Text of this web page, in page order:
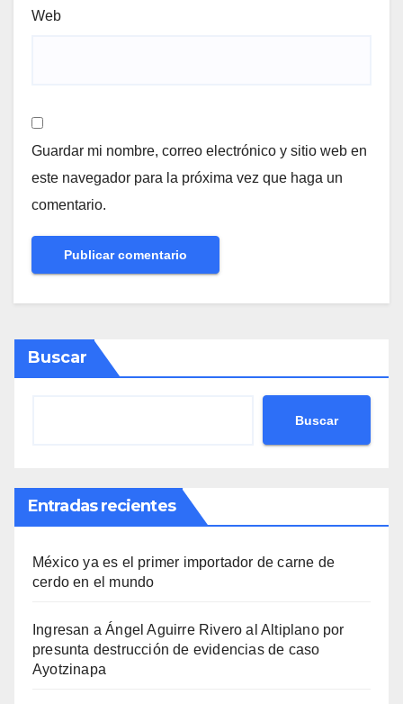
Web
Guardar mi nombre, correo electrónico y sitio web en
este navegador para la próxima vez que haga un
comentario.
Buscar
Buscar
Entradas recientes
México ya es el primer importador de carne de
cerdo en el mundo
Ingresan a Ángel Aguirre Rivero al Altiplano por
presunta destrucción de evidencias de caso
Ayotzinapa